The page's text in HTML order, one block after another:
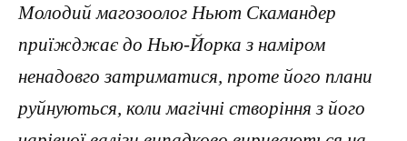
Молодий магозоолог Ньют Скамандер
приїжджає до Нью-Йорка з наміром
ненадовго затриматися, проте його плани
руйнуються, коли магічні створіння з його